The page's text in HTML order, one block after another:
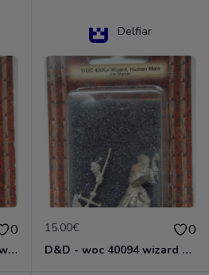
0
D&D - 88288 troglodyte with long Miniature - Donjons Dragons
Delfiar
15.00€ 0
D&D - woc 40094 wizard human male Miniature - Donjons Dragons